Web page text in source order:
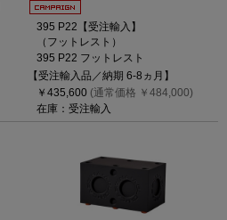
395 P22【受注輸入】
（フットレスト）
395 P22 フットレスト
【受注輸入品／納期 6-8ヵ月】
￥435,600 (通常価格 ￥484,000)
在庫：受注輸入